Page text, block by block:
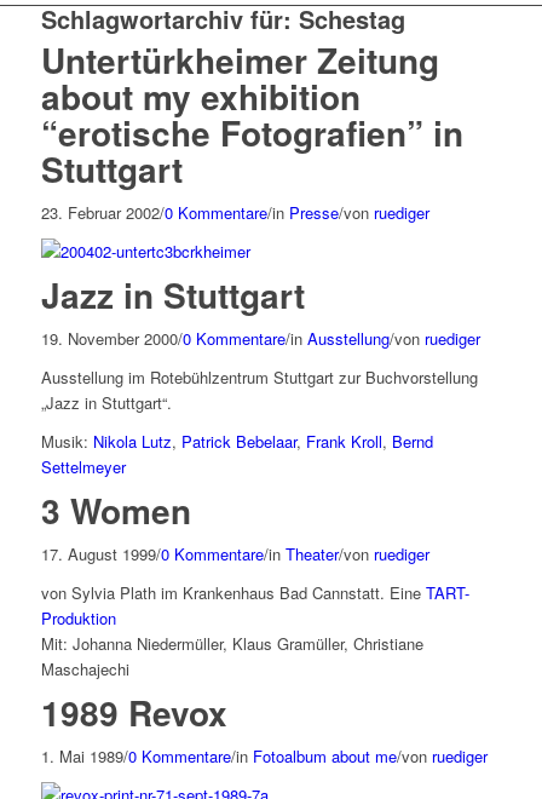
Schlagwortarchiv für: Schestag
Untertürkheimer Zeitung
about my exhibition
“erotische Fotografien” in
Stuttgart
23. Februar 2002/0 Kommentare/in Presse/von ruediger
Jazz in Stuttgart
19. November 2000/0 Kommentare/in Ausstellung/von ruediger
Ausstellung im Rotebühlzentrum Stuttgart zur Buchvorstellung
„Jazz in Stuttgart“.
Musik: Nikola Lutz, Patrick Bebelaar, Frank Kroll, Bernd
Settelmeyer
3 Women
17. August 1999/0 Kommentare/in Theater/von ruediger
von Sylvia Plath im Krankenhaus Bad Cannstatt. Eine TART-
Produktion
Mit: Johanna Niedermüller, Klaus Gramüller, Christiane
Maschajechi
1989 Revox
1. Mai 1989/0 Kommentare/in Fotoalbum about me/von ruediger